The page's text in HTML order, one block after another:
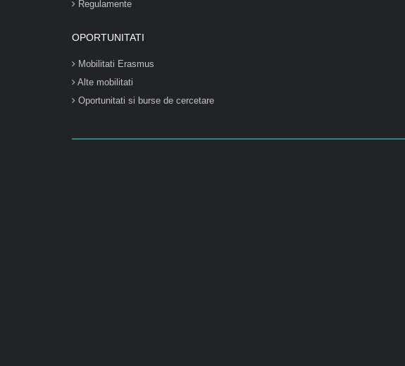
Regulamente
OPORTUNITATI
Mobilitati Erasmus
Alte mobilitati
Oportunitati si burse de cercetare